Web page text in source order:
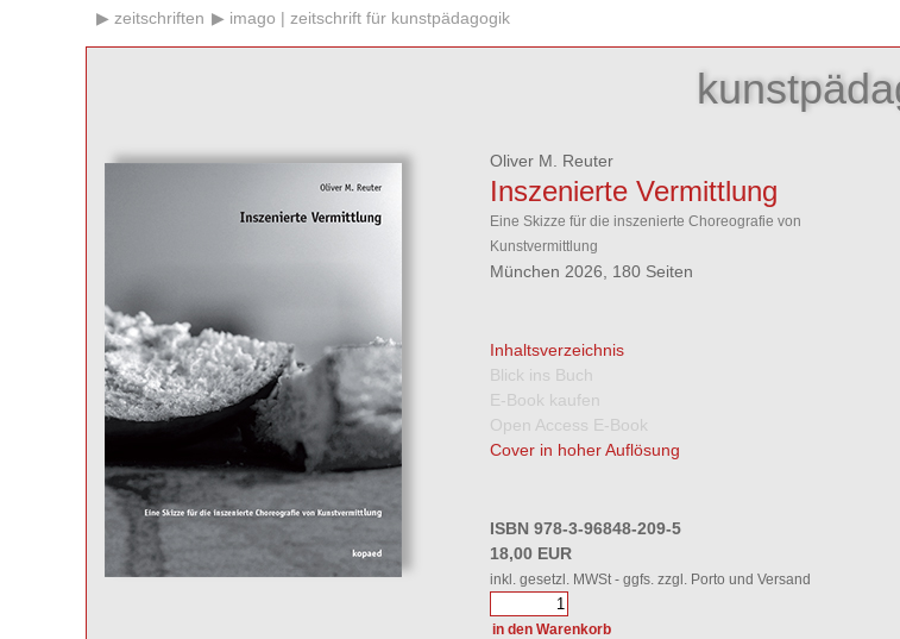
zeitschriften imago | zeitschrift für kunstpädagogik
Oliver M. Reuter
Inszenierte Vermittlung
Eine Skizze für die inszenierte Choreografie von
Kunstvermittlung
München 2026, 180 Seiten
Inhaltsverzeichnis
Blick ins Buch
E-Book kaufen
Open Access E-Book
Cover in hoher Auflösung
ISBN 978-3-96848-209-5
18,00 EUR
inkl. gesetzl. MWSt - ggfs. zzgl. Porto und Versand